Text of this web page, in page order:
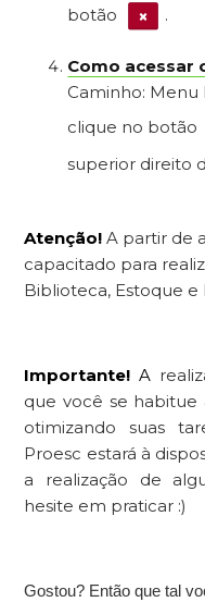
botão
.
Como acessar
Caminho: Menu
clique no botão
superior direito
Atenção! A partir de
capacitado para
Biblioteca, Estoque e
Importante! A
que você se habitue
otimizando suas
Proesc estará à
a realização de
hesite em praticar :)
Gostou? Então que tal